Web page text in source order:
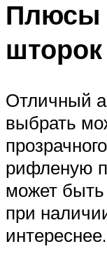
Плюсы
шторок
Отличный
выбрать
рифленую
может
при
интереснее.